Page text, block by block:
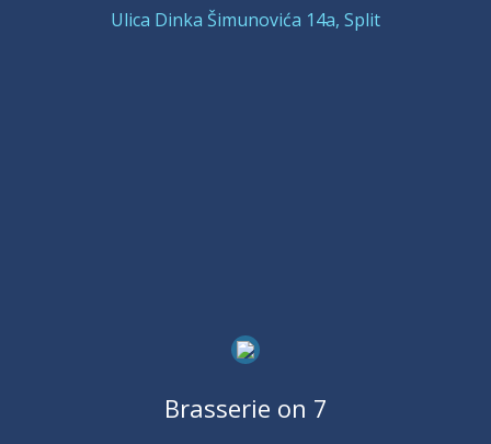
Ulica Dinka Šimunovića 14a, Split
Brasserie on 7